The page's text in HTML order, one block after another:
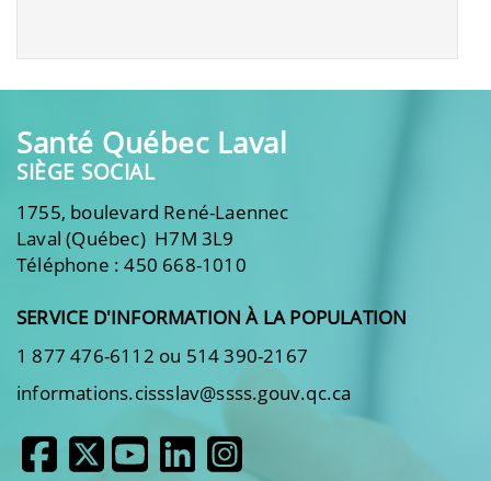
Santé Québec Laval
SIÈGE SOCIAL
1755, boulevard René-Laennec
Laval (Québec) H7M 3L9
Téléphone : 450 668-1010
SERVICE D'INFORMATION À LA POPULATION
1 877 476-6112 ou 514 390-2167
informations.cissslav@ssss.gouv.qc.ca